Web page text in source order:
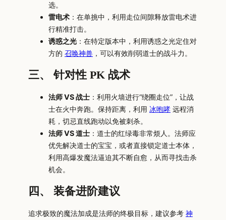
选。
雷电术 ：在单挑中，利用走位间隙释放雷电术进
行精准打击。
诱惑之光 ：在特定版本中，利用诱惑之光定住对
方的 召唤神兽 ，可以有效削弱道士的战斗力。
三、 针对性 PK 战术
法师 VS 战士 ：利用火墙进行“绕圈走位”，让战
士在火中奔跑。保持距离，利用 冰咆哮 远程消
耗，切忌直线跑动以免被刺杀。
法师 VS 道士 ：道士的红绿毒非常烦人。法师应
优先解决道士的宝宝，或者直接锁定道士本体，
利用高爆发魔法逼迫其不断自愈，从而寻找击杀
机会。
四、 装备进阶建议
追求极致的魔法加成是法师的终极目标，建议参考 神